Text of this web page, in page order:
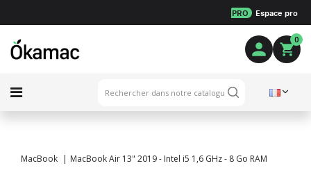
PRO Espace pro
0
MacBook MacBook Air 13" 2019 - Intel i5 1,6 GHz - 8 Go RAM